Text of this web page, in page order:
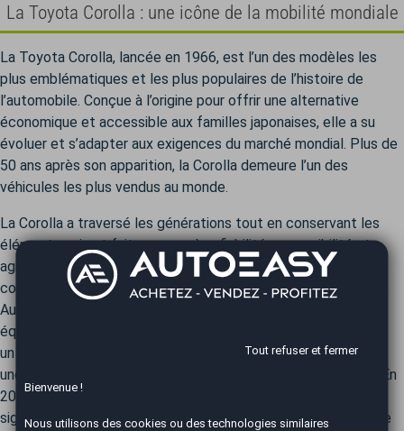
La Toyota Corolla : une icône de la mobilité mondiale
La Toyota Corolla, lancée en 1966, est l’un des modèles les
plus emblématiques et les plus populaires de l’histoire de
l’automobile. Conçue à l’origine pour offrir une alternative
économique et accessible aux familles japonaises, elle a su
évoluer et s’adapter aux exigences du marché mondial. Plus de
50 ans après son apparition, la Corolla demeure l’un des
véhicules les plus vendus au monde.
La Corolla a traversé les générations tout en conservant les
éléments qui ont fait son succès : fiabilité, accessibilité et
agrément de conduite. La première génération (1966-1970),
compacte et modeste, posait déjà les bases de ces qualités.
Au fil des années, la Corolla a gagné en taille et en
équipements. La cinquième génération (1983-1987) a marqué
un tournant avec l’introduction d’une version quatre portes et
une montée en gamme en matière de qualité de fabrication. En
2000, la neuvième génération a apporté des avancées
significatives en termes de sécurité et de confort. La dixième
Tout refuser et fermer
Bienvenue !
Nous utilisons des cookies ou des technologies similaires